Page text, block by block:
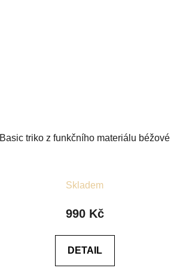
Basic triko z funkčního materiálu béžové
hodnocení
produktu
z
Skladem
990 Kč
DETAIL